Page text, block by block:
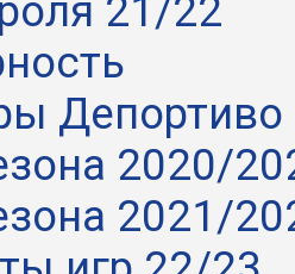
21/22
2020/
2021/